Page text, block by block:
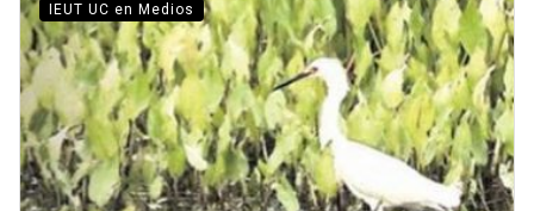
IEUT UC en Medios